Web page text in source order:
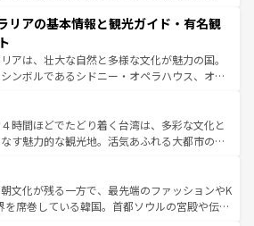
ーリンズでは、音楽と美食が融合した独特の
旅行者はアメリカの各地域で異なる魅力を楽
その多様性と豊かな歴史を感じることができ
でのロードトリップや列車の旅も、アメリカ
せない。また、定番の観光地といえばオアフ
な自然を求めるならマウイ島やカウアイ島が
メラルドグリーンに輝く海をはじめ、豊かな
息づいている。「アロハスピリット」と呼ば
いローカルフードやハワイアンミュージッ
フラダンスなど、すべてがハワイの魅力を彩
れるたびに新しい発見と感動が待っているハ
一覧
リアの基本情報と観光ガイド・有名観
アは、壮大な自然と多様な文化が魅力の国。
ンボルであるシドニー・オペラハウス、オー
大陸中央部にそびえるウルル（エアーズロッ
ニアの美しい原生林やケアンズの熱帯雨林な
がたくさん。また、カフェやワイン、オージ
ィビティも充実しており、サーフィンやダイ
キングなど、アウトドア好きにはたまらな
ラリアの多彩な魅力を存分に味わいつくそ
時間ほどでたどり着く台湾は、多彩な文化と
す魅力的な観光地。活気あふれる大都市の台
な山岳地帯である台湾東部など、都市の喧騒
さが共存しており、訪れる人に新しい発見と
してくれる。また、奥深い台湾の食文化も魅
文化が残る一方で、最先端のファッションやK
を席巻している韓国。首都ソウルの宮殿や伝統